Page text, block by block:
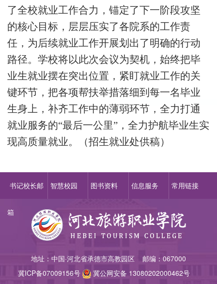
了全校就业工作合力，锚定了下一阶段攻坚
的核心目标，层层压实了各院系的工作责
任，为后续就业工作开展划出了明确的行动
路径。学校将以此次会议为契机 ，始终把毕
业生就业摆在突出位置，紧盯就业工作的关
键环节，把各项帮扶举措落细到每一名毕业
生身上，补齐工作中的薄弱环节，全力打通
就业服务的“最后一公里”，全力护航毕业生实
现高质量就业。（招生就业处供稿）
书记校长邮
箱
智慧校园 图书资料 信息服务 常用链接
地址：中国·河北省承德市高教园区 邮编：067000
冀ICP备07009156号
冀公网安备 13080202000462号